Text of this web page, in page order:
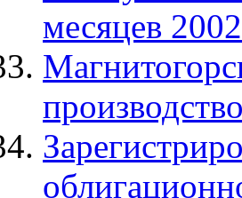
месяцев
производство